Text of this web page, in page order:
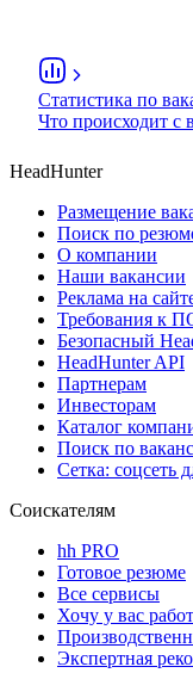
Статистика по
Что происходит с
HeadHunter
Размещение
Поиск по
О компании
Наши вакансии
Реклама на
Требования к
Безопасный
HeadHunter API
Партнерам
Инвесторам
Каталог
Поиск по
Сетка: соцсеть
Соискателям
hh PRO
Готовое резюме
Все сервисы
Хочу у вас
Экспертная